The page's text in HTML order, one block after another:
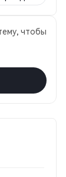
чтобы